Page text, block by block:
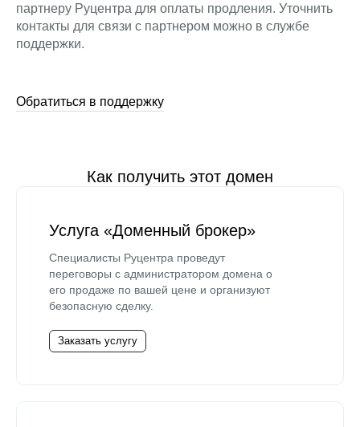
партнеру Руцентра для оплаты продления. Уточнить
контакты для связи с партнером можно в службе
поддержки.
Обратиться в поддержку
Как получить этот домен
Услуга «Доменный брокер»
Специалисты Руцентра проведут
переговоры с администратором домена о
его продаже по вашей цене и организуют
безопасную сделку.
Заказать услугу